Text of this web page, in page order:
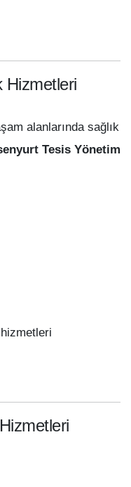
Hizmetleri
alanlarında sağlık
Tesis Yönetim